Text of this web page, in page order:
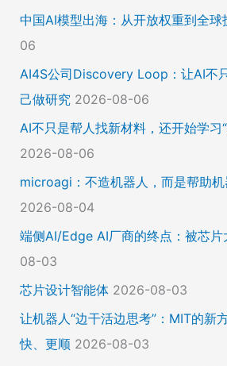
中国AI模型出海：从开放权重到全球
06
AI4S公司Discovery Loop：让AI不
己做研究 2026-08-06
AI不只是帮人找新材料，还开始学习
2026-08-06
microagi：不造机器人，而是帮助机
2026-08-04
端侧AI/Edge AI厂商的终点：被芯片
08-03
芯片设计智能体 2026-08-03
让机器人“边干活边思考”：MIT的新
快、更顺 2026-08-03